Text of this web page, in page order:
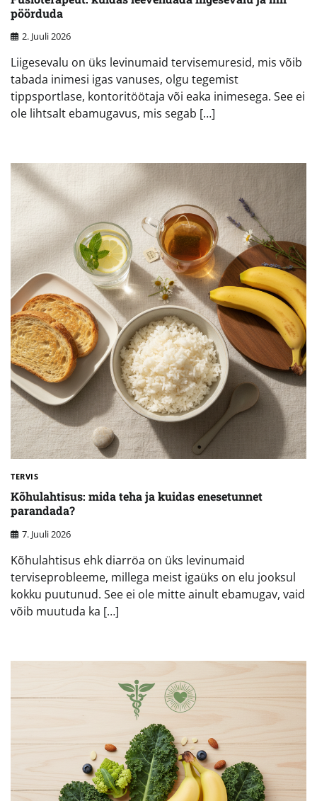
pöörduda
2. Juuli 2026
Liigesevalu on üks levinumaid tervisemuresid, mis võib
tabada inimesi igas vanuses, olgu tegemist
tippsportlase, kontoritöötaja või eaka inimesega. See ei
ole lihtsalt ebamugavus, mis segab […]
TERVIS
Kõhulahtisus: mida teha ja kuidas enesetunnet
parandada?
7. Juuli 2026
Kõhulahtisus ehk diarröa on üks levinumaid
terviseprobleeme, millega meist igaüks on elu jooksul
kokku puutunud. See ei ole mitte ainult ebamugav, vaid
võib muutuda ka […]